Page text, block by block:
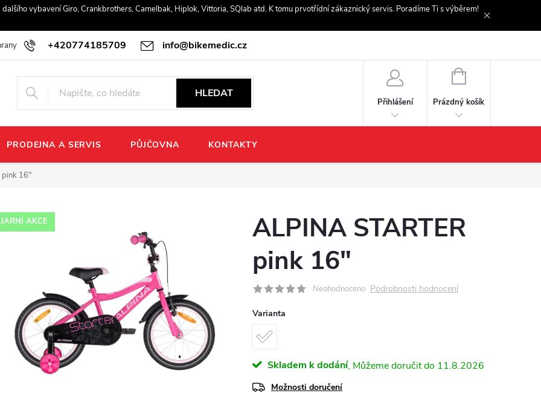
vybavení Giro, Crankbrothers, Camelbak, Hiplok, Vittoria, SQlab atd. K tomu prvotřídní zákaznický servis. Poradíme Ti s výběrem!
+420774185709 info@bikemedic.cz
osobních údajů
HLEDAT
Přihlášení
NÁKUPNÍ
Prázdný košík
PRODEJNA A SERVIS PŮJČOVNA KONTAKTY
pink 16"
JARNÍ AKCE
ALPINA STARTER
pink 16"
Neohodnoceno Podrobnosti hodnocení
Varianta
Skladem k dodání 11.8.2026
Možnosti doručení